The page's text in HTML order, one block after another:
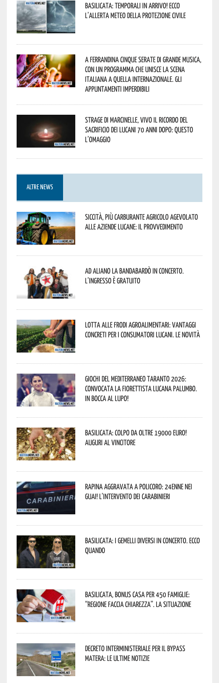
Basilicata: temporali in arrivo! Ecco
l’allerta meteo della Protezione civile
A Ferrandina cinque serate di grande musica,
con un programma che unisce la scena
italiana a quella internazionale. Gli
appuntamenti imperdibili
Strage di Marcinelle, vivo il ricordo del
sacrificio dei lucani 70 anni dopo: questo
l’omaggio
ALTRE NEWS
Siccità, più carburante agricolo agevolato
alle aziende lucane: il provvedimento
Ad Aliano la Bandabardò in concerto.
L’ingresso è gratuito
Lotta alle frodi agroalimentari: vantaggi
concreti per i consumatori lucani. Le novità
Giochi del Mediterraneo Taranto 2026:
convocata la fiorettista lucana Palumbo.
In bocca al lupo!
Basilicata: colpo da oltre 19000 Euro!
Auguri al vincitore
Rapina aggravata a Policoro: 24enne nei
guai! L’intervento dei Carabinieri
Basilicata: i Gemelli DiVersi in concerto. Ecco
quando
Basilicata, Bonus casa per 450 famiglie:
“Regione faccia chiarezza”. La situazione
Decreto interministeriale per il Bypass
Matera: le ultime notizie